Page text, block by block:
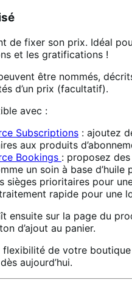
de fixer son prix. Idéal
et les gratifications !
être nommés,
d’un prix (facultatif).
avec :
Subscriptions : ajoutez
aux produits
Bookings : proposez
un soin à base d’huile
sièges prioritaires pour
rapide pour une
ensuite sur la page du
d’ajout au panier.
de votre
aujourd’hui.